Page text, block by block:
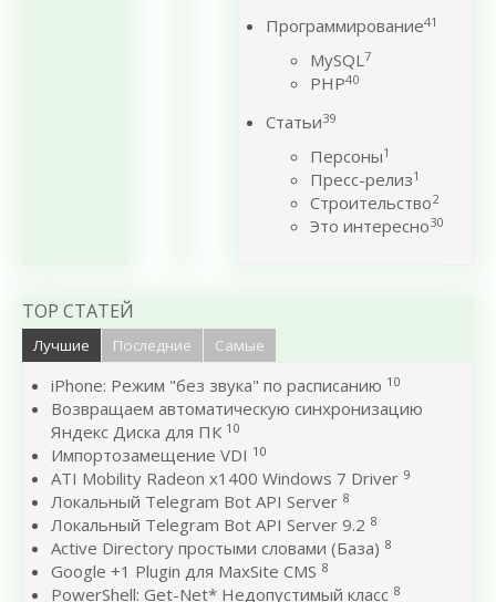
Программирование41
MySQL7
PHP40
Статьи39
Персоны1
Пресс-релиз1
Строительство2
Это интересно30
TOP СТАТЕЙ
Лучшие Последние Самые
iPhone: Режим "без звука" по расписанию 10
Возвращаем автоматическую синхронизацию
Яндекс Диска для ПК 10
Импортозамещение VDI 10
ATI Mobility Radeon x1400 Windows 7 Driver 9
Локальный Telegram Bot API Server 8
Локальный Telegram Bot API Server 9.2 8
Active Directory простыми словами (База) 8
Google +1 Plugin для MaxSite CMS 8
PowerShell: Get-Net* Недопустимый класс 8